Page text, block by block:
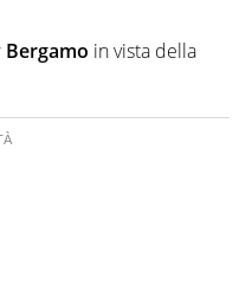
Bergamo in vista della